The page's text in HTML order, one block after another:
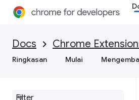
Docs Chrome
Ringkasan Mulai